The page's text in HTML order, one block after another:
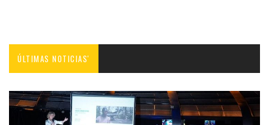
ÚLTIMAS NOTICIAS'